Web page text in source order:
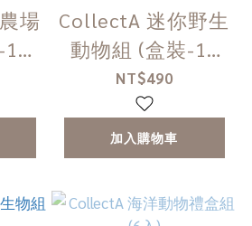
場
12
CollectA 迷你野生
動物組 (盒裝-12
入)
NT$490
加入購物車